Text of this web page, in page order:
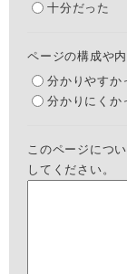
十分だった
ページの構成や
分かりやすか
分かりにくか
このページにつ
してください。